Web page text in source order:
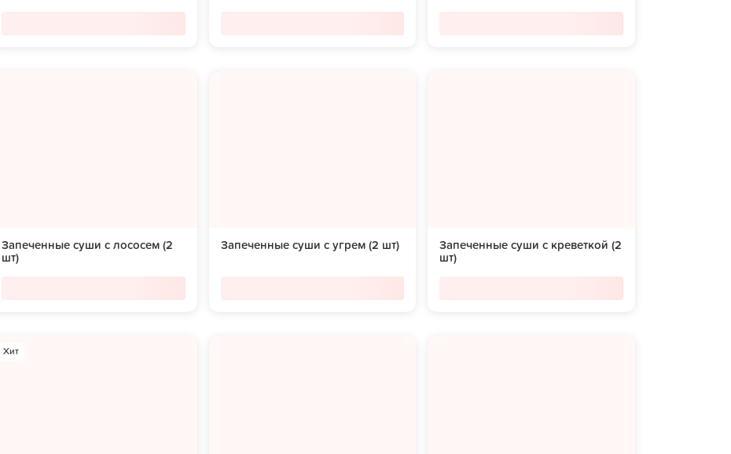
Запеченные суши с лососем (2
шт)
Запеченные суши с угрем (2 шт)
Запеченные суши с креветкой (2
шт)
Хит